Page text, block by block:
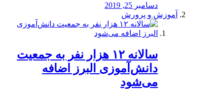
دسامبر 25, 2019
آموزش و پرورش
️سالانه ۱۲ هزار نفر به جمعیت
دانش‌آموزی البرز اضافه
می‌شود